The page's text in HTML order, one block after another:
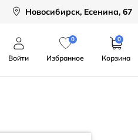
Новосибирск, Есенина, 67
Войти
0
Избранное
0
Корзина